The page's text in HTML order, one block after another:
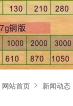
网站首页 新闻动态